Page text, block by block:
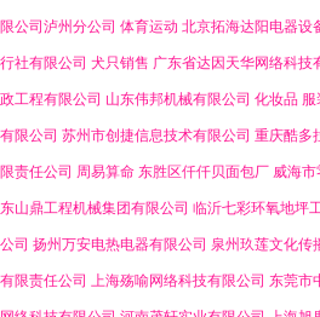
限公司泸州分公司 体育运动 北京拓海达阳电器设
行社有限公司 犬只销售 广东省达因天华网络科技
政工程有限公司 山东伟邦机械有限公司 化妆品 服
有限公司 苏州市创捷信息技术有限公司 重庆酷多
限责任公司 周易算命 东胜区仟仟贝面包厂 威海市
东山鼎工程机械集团有限公司 临沂七彩环氧地坪
公司 扬州万安电热电器有限公司 泉州玖莲文化传
有限责任公司 上海殇喻网络科技有限公司 东莞市